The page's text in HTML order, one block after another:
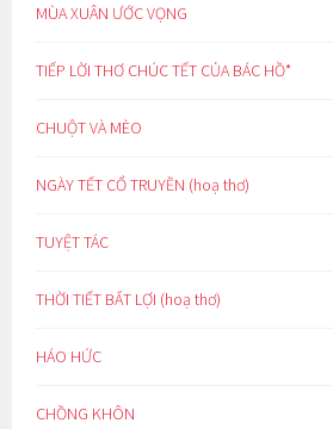
MÙA XUÂN ƯỚC VỌNG
TIẾP LỜI THƠ CHÚC TẾT CỦA BÁC HỒ*
CHUỘT VÀ MÈO
NGÀY TẾT CỔ TRUYỀN (hoạ thơ)
TUYỆT TÁC
THỜI TIẾT BẤT LỢI (hoạ thơ)
HÁO HỨC
CHỒNG KHÔN